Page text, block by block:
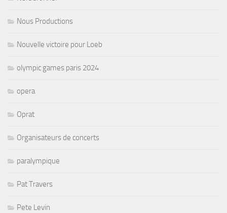
Nous Productions
Nouvelle victoire pour Loeb
olympic games paris 2024
opera
Oprat
Organisateurs de concerts
paralympique
Pat Travers
Pete Levin